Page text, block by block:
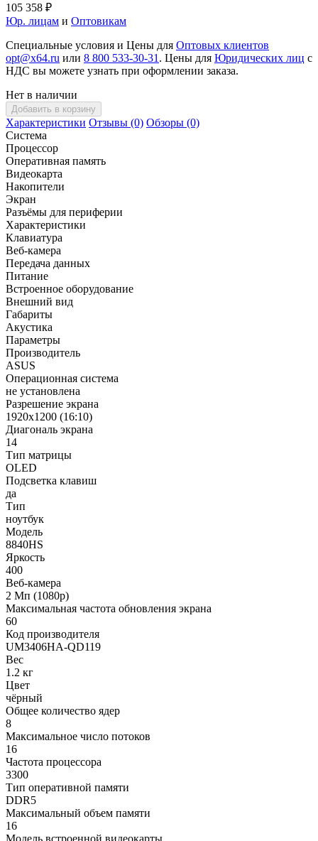
105 358 ₽
Юр. лицам и Оптовикам
Специальные условия и Цены для Оптовых клиентов
opt@x64.ru или 8 800 533-30-31 . Цены для Юридических лиц с
НДС вы можете узнать при оформлении заказа.
Нет в наличии
Добавить в корзину
Характеристики Отзывы (0) Обзоры (0)
Система
Процессор
Оперативная память
Видеокарта
Накопители
Экран
Разъёмы для периферии
Характеристики
Клавиатура
Веб-камера
Передача данных
Питание
Встроенное оборудование
Внешний вид
Габариты
Акустика
Параметры
Производитель
ASUS
Операционная система
не установлена
Разрешение экрана
1920x1200 (16:10)
Диагональ экрана
14
Тип матрицы
OLED
Подсветка клавиш
да
Тип
ноутбук
Модель
8840HS
Яркость
400
Веб-камера
2 Мп (1080p)
Максимальная частота обновления экрана
60
Код производителя
UM3406HA-QD119
Вес
1.2 кг
Цвет
чёрный
Общее количество ядер
8
Максимальное число потоков
16
Частота процессора
3300
Тип оперативной памяти
DDR5
Максимальный объем памяти
16
Модель встроенной видеокарты